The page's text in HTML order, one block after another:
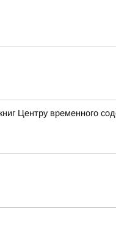
Центру временного